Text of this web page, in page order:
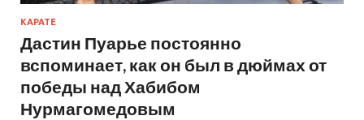
КАРАТЕ
Дастин Пуарье постоянно
вспоминает, как он был в дюймах от
победы над Хабибом
Нурмагомедовым